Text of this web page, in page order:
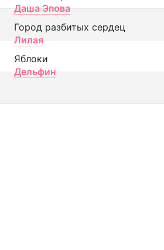
Даша Эпова
Город разбитых сердец
Лилая
Яблоки
Дельфин